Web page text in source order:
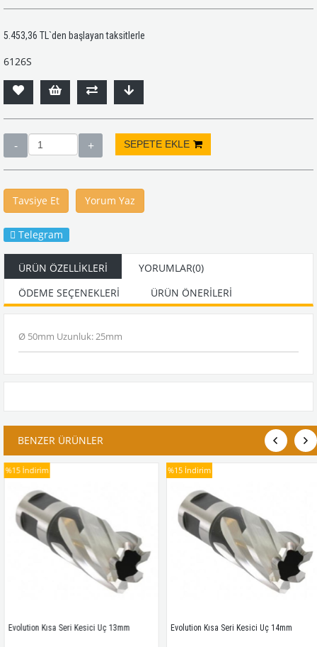
5.453,36 TL `den başlayan taksitlerle
6126S
Tavsiye Et Yorum Yaz
Telegram
ÜRÜN ÖZELLIKLERI YORUMLAR(0)
ÖDEME SEÇENEKLERI
ÜRÜN ÖNERILERI
Ø 50mm Uzunluk: 25mm
BENZER ÜRÜNLER
Evolution Kısa Seri Kesici Uç 13mm
%15 İndirim
Evolution Kısa Seri Kesici Uç 14mm
%15 İndirim